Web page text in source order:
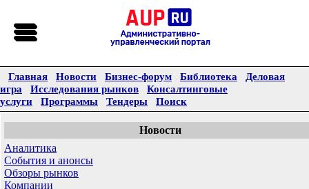
Главная Новости Бизнес-форум Библиотека
Деловая
игра
Исследования рынков
Консалтинговые
услуги
Программы Тендеры Поиск
Новости
Аналитика
События и анонсы
Обзоры рынков
Компании